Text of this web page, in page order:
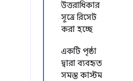
উত্তরাধিকার
সূত্রে রিসেট
করা হচ্ছে
একটি পৃষ্ঠা
দ্বারা ব্যবহৃত
সমস্ত কাস্টম